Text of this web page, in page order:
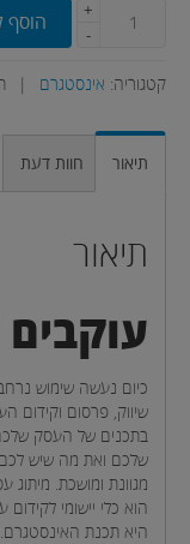
+
-
הוסף
קטגוריה: אינסטגרם
תיאור חוות דעת
תיאור
כיום נעשה שימוש
שיווק, פרסום
בתכנים של העסק
שלכם ואת מה שיש לכם
מגוונת ומושכת.
הוא כלי יישומי
היא תכנת האינסטגרם.